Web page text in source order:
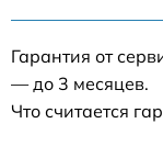
Гарантия от
— до 3 месяцев.
Что считается